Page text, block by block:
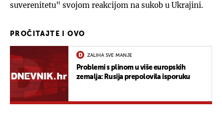
suverenitetu" svojom reakcijom na sukob u Ukrajini.
PROČITAJTE I OVO
ZALIHA SVE MANJE
Problemi s plinom u više europskih
zemalja: Rusija prepolovila isporuku